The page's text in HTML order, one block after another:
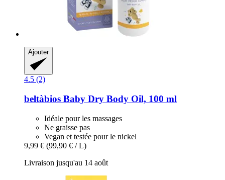
Ajouter
4.5 (2)
beltàbios Baby Dry Body Oil, 100 ml
Idéale pour les massages
Ne graisse pas
Vegan et testée pour le nickel
9,99 € (99,90 € / L)
Livraison jusqu'au 14 août